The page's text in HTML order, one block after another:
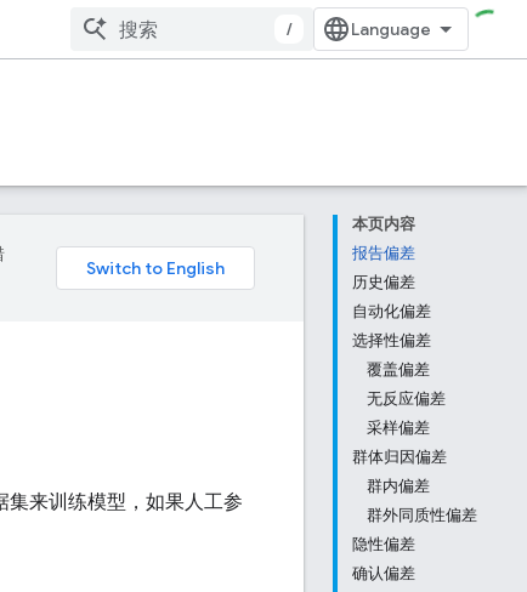
/
本页内容
报告偏差
历史偏差
自动化偏差
选择性偏差
覆盖偏差
无反应偏差
采样偏差
群体归因偏差
群内偏差
群外同质性偏差
隐性偏差
确认偏差
来训练模型，如果人工参